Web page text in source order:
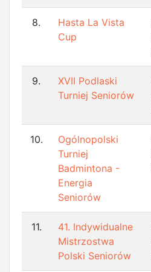
8.
Hasta La Vista
Cup
9.
XVII Podlaski
Turniej Seniorów
10.
Ogólnopolski
Turniej
Badmintona -
Energia
Seniorów
11.
41. Indywidualne
Mistrzostwa
Polski Seniorów